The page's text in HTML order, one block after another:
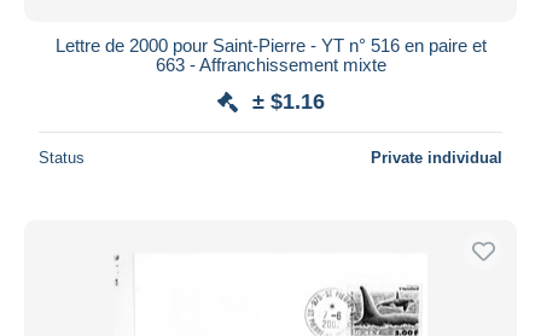
Lettre de 2000 pour Saint-Pierre - YT n° 516 en paire et
663 - Affranchissement mixte
± $1.16
Status Private individual